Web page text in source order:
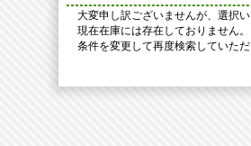
大変申し訳ございませんが、選択
現在在庫には存在しておりません。
条件を変更して再度検索していた